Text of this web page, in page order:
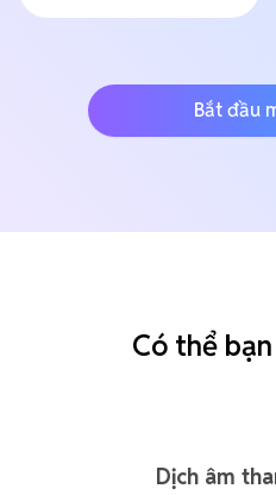
Bắt đầu
Có thể
Dịch âm